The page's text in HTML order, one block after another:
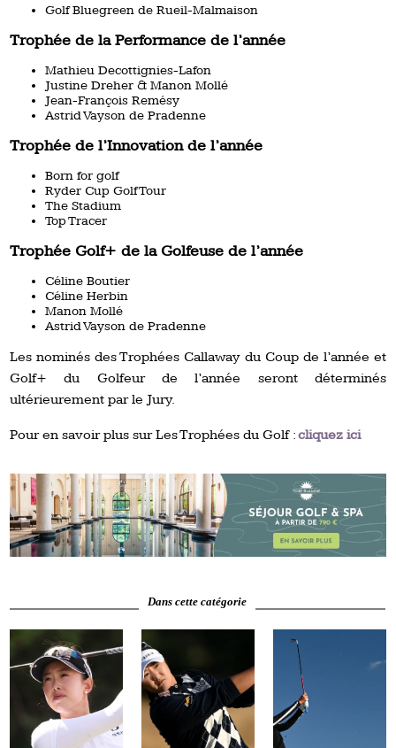
Golf Bluegreen de Rueil-Malmaison
Trophée de la Performance de l’année
Mathieu Decottignies-Lafon
Justine Dreher & Manon Mollé
Jean-François Remésy
Astrid Vayson de Pradenne
Trophée de l’Innovation de l’année
Born for golf
Ryder Cup Golf Tour
The Stadium
Top Tracer
Trophée Golf+ de la Golfeuse de l’année
Céline Boutier
Céline Herbin
Manon Mollé
Astrid Vayson de Pradenne
Les nominés des Trophées Callaway du Coup de l’année et
Golf+ du Golfeur de l’année seront déterminés
ultérieurement par le Jury.
Pour en savoir plus sur Les Trophées du Golf :cliquez ici
Dans cette catégorie